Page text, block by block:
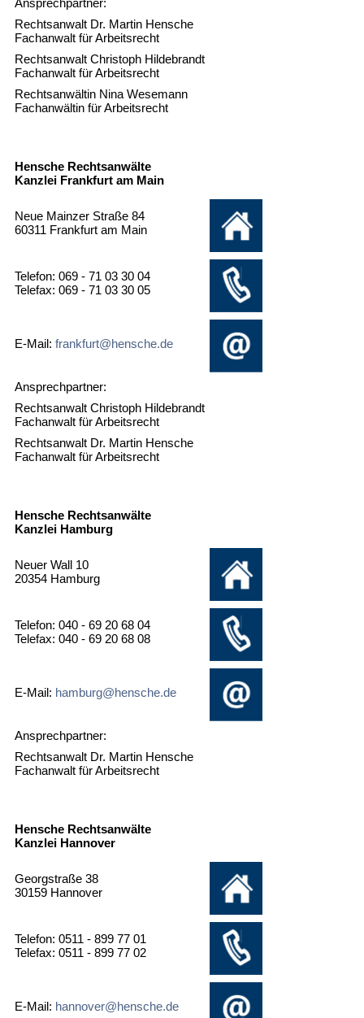
Ansprechpartner:
Rechtsanwalt Dr. Martin Hensche
Fachanwalt für Arbeitsrecht
Rechtsanwalt Christoph Hildebrandt
Fachanwalt für Arbeitsrecht
Rechtsanwältin Nina Wesemann
Fachanwältin für Arbeitsrecht
Hensche Rechtsanwälte
Kanzlei Frankfurt am Main
Neue Mainzer Straße 84
60311 Frankfurt am Main
Telefon: 069 - 71 03 30 04
Telefax: 069 - 71 03 30 05
E-Mail: frankfurt@hensche.de
Ansprechpartner:
Rechtsanwalt Christoph Hildebrandt
Fachanwalt für Arbeitsrecht
Rechtsanwalt Dr. Martin Hensche
Fachanwalt für Arbeitsrecht
Hensche Rechtsanwälte
Kanzlei Hamburg
Neuer Wall 10
20354 Hamburg
Telefon: 040 - 69 20 68 04
Telefax: 040 - 69 20 68 08
E-Mail: hamburg@hensche.de
Ansprechpartner:
Rechtsanwalt Dr. Martin Hensche
Fachanwalt für Arbeitsrecht
Hensche Rechtsanwälte
Kanzlei Hannover
Georgstraße 38
30159 Hannover
Telefon: 0511 - 899 77 01
Telefax: 0511 - 899 77 02
E-Mail: hannover@hensche.de